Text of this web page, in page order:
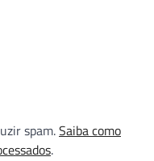
spam.Saiba como
.